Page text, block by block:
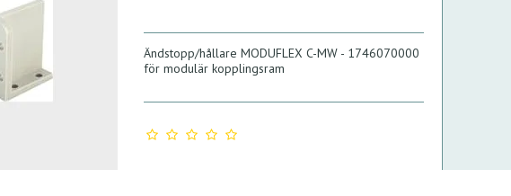
Ändstopp/hållare MODUFLEX C-MW - 1746070000
för modulär kopplingsram